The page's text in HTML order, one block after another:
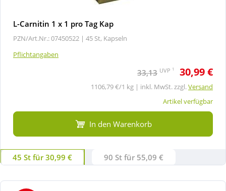
L-Carnitin 1 x 1 pro Tag Kap
PZN/Art.Nr.: 07450522 | 45 St, Kapseln
Pflichtangaben
33,13 UVP 1 30,99 €
1106,79 €/1 kg | inkl. MwSt. zzgl.Versand
Artikel verfügbar
In den Warenkorb
45 St für 30,99 € 90 St für 55,09 €